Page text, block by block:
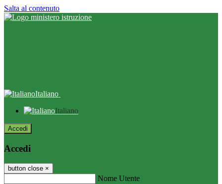
Salta al contenuto
Italiano
Italiano
Accedi
Accedi
button close ×
Nome Utente